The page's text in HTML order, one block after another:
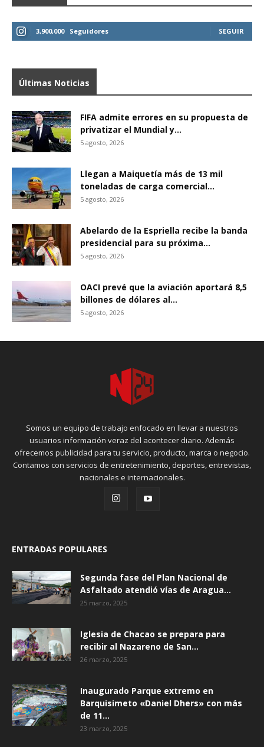
3,900,000 Seguidores SEGUIR
Últimas Noticias
FIFA admite errores en su propuesta de
privatizar el Mundial y...
5 agosto, 2026
Llegan a Maiquetía más de 13 mil
toneladas de carga comercial...
5 agosto, 2026
Abelardo de la Espriella recibe la banda
presidencial para su próxima...
5 agosto, 2026
OACI prevé que la aviación aportará 8,5
billones de dólares al...
5 agosto, 2026
Somos un equipo de trabajo enfocado en llevar a nuestros
usuarios información veraz del acontecer diario. Además
ofrecemos publicidad para tu servicio, producto, marca o negocio.
Contamos con servicios de entretenimiento, deportes, entrevistas,
nacionales e internacionales.
ENTRADAS POPULARES
Segunda fase del Plan Nacional de
Asfaltado atendió vías de Aragua...
25 marzo, 2025
Iglesia de Chacao se prepara para
recibir al Nazareno de San...
26 marzo, 2025
Inaugurado Parque extremo en
Barquisimeto «Daniel Dhers» con más
de 11...
23 marzo, 2025